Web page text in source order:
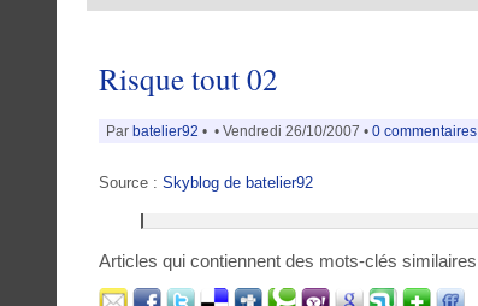
Risque tout 02
Par batelier92 • • Vendredi 26/10/2007 • 0 commentaires
Source : Skyblog de batelier92
Articles qui contiennent des mots-clés similaires